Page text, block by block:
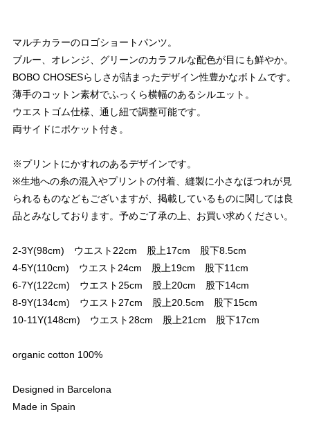
マルチカラーのロゴショートパンツ。
ブルー、オレンジ、グリーンのカラフルな配色が目にも鮮やか。
BOBO CHOSESらしさが詰まったデザイン性豊かなボトムです。
薄手のコットン素材でふっくら横幅のあるシルエット。
ウエストゴム仕様、通し紐で調整可能です。
両サイドにポケット付き。
※プリントにかすれのあるデザインです。
※生地への糸の混入やプリントの付着、縫製に小さなほつれが見
られるものなどもございますが、掲載しているものに関しては良
品とみなしております。予めご了承の上、お買い求めください。
2-3Y(98cm) ウエスト22cm 股上17cm 股下8.5cm
4-5Y(110cm) ウエスト24cm 股上19cm 股下11cm
6-7Y(122cm) ウエスト25cm 股上20cm 股下14cm
8-9Y(134cm) ウエスト27cm 股上20.5cm 股下15cm
10-11Y(148cm) ウエスト28cm 股上21cm 股下17cm
organic cotton 100%
Designed in Barcelona
Made in Spain